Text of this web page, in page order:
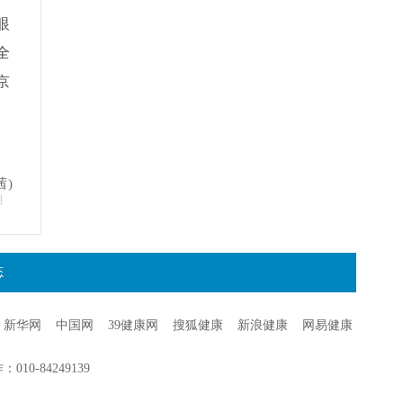
)
新华网 中国网 39健康网 搜狐健康 新浪健康
网易健康
010-84249139